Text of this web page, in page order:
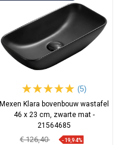
(5)
Mexen Klara bovenbouw wastafel
46 x 23 cm, zwarte mat -
21564685
€ 126,40 -19,94%